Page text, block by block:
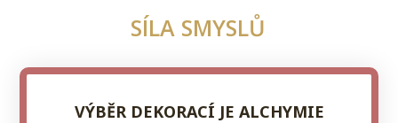
SÍLA SMYSLŮ
VÝBĚR DEKORACÍ JE ALCHYMIE